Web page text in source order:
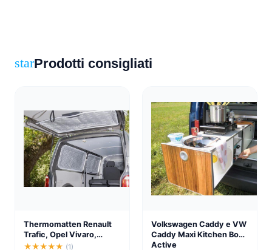
starProdotti consigliati
Thermomatten Renault
Trafic, Opel Vivaro,
Nissan NV300 & Fiat
★★★★★ (1)
Volkswagen Caddy e VW
Caddy Maxi Kitchen Box
Active